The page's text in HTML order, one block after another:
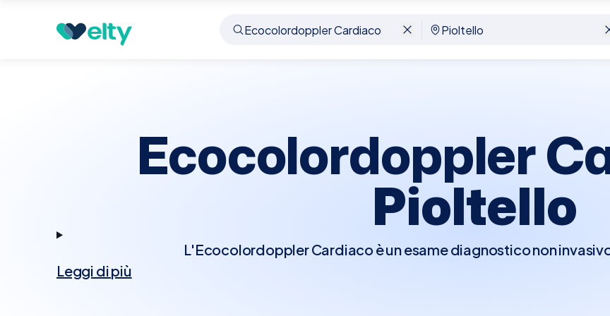
Prenota visita Ecocolordoppler Cardiaco Pioltello
Ecocolordoppler
Pioltello
L'Ecocolordoppler Cardiaco è un esame diagnostico non
Leggi di più